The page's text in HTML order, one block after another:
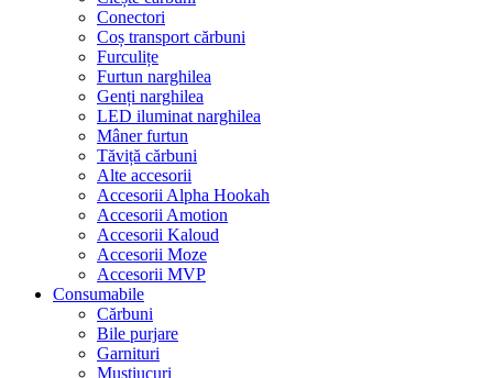
Conectori
Coș transport cărbuni
Furculițe
Furtun narghilea
Genți narghilea
LED iluminat narghilea
Mâner furtun
Tăviță cărbuni
Alte accesorii
Accesorii Alpha Hookah
Accesorii Amotion
Accesorii Kaloud
Accesorii Moze
Accesorii MVP
Consumabile
Cărbuni
Bile purjare
Garnituri
Muștiucuri